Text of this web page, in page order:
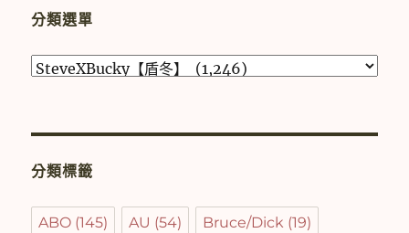
分類選單
分
分類標籤
ABO (145) AU (54) Bruce/Dick (19)